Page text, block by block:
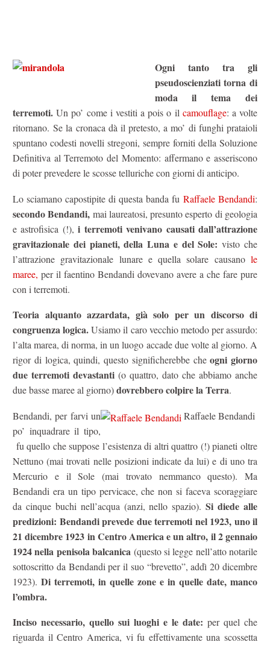
Ogni tanto tra gli
pseudoscienziati torna di
moda il tema dei
terremoti. Un po’ come i vestiti a pois o il camouflage: a volte
ritornano. Se la cronaca dà il pretesto, a mo’ di funghi prataioli
spuntano codesti novelli stregoni, sempre forniti della Soluzione
Definitiva al Terremoto del Momento: affermano e asseriscono
di poter prevedere le scosse telluriche con giorni di anticipo.
Lo sciamano capostipite di questa banda fu Raffaele Bendandi:
secondo Bendandi, mai laureatosi, presunto esperto di geologia
e astrofisica (!),i terremoti venivano causati dall’attrazione
gravitazionale dei pianeti, della Luna e del Sole: visto che
l’attrazione gravitazionale lunare e quella solare causano le
maree, per il faentino Bendandi dovevano avere a che fare pure
con i terremoti.
Teoria alquanto azzardata, già solo per un discorso di
congruenza logica.Usiamo il caro vecchio metodo per assurdo:
l’alta marea, di norma, in un luogo accade due volte al giorno. A
rigor di logica, quindi, questo significherebbe cheogni giorno
due terremoti devastanti (o quattro, dato che abbiamo anche
due basse maree al giorno)dovrebbero colpire la Terra.
Raffaele Bendandi
Bendandi, per farvi un
po’ inquadrare il tipo,
fu quello che suppose l’esistenza di altri quattro (!) pianeti oltre
Nettuno (mai trovati nelle posizioni indicate da lui) e di uno tra
Mercurio e il Sole (mai trovato nemmanco questo). Ma
Bendandi era un tipo pervicace, che non si faceva scoraggiare
da cinque buchi nell’acqua (anzi, nello spazio).Si diede alle
predizioni: Bendandi prevede due terremoti nel 1923, uno il
21 dicembre 1923 in Centro America e un altro, il 2 gennaio
1924 nella penisola balcanica (questo si legge nell’atto notarile
sottoscritto da Bendandi per il suo “brevetto”, addì 20 dicembre
1923). Di terremoti, in quelle zone e in quelle date, manco
l’ombra.
Inciso necessario, quello sui luoghi e le date: per quel che
riguarda il Centro America, vi fu effettivamente una scossetta